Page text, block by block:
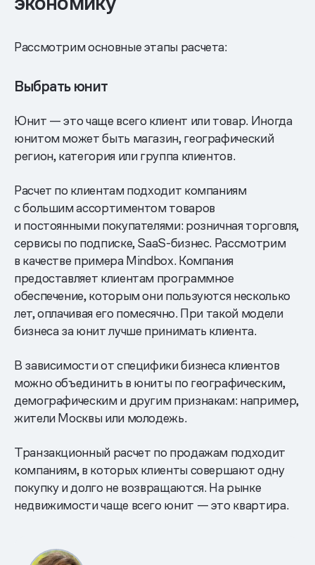
Рассмотрим основные этапы расчета:
Выбрать юнит
Юнит — это чаще всего клиент или товар. Иногда
юнитом может быть магазин, географический
регион, категория или группа клиентов.
Расчет по клиентам подходит компаниям
с большим ассортиментом товаров
и постоянными покупателями: розничная торговля,
сервисы по подписке, SaaS-бизнес. Рассмотрим
в качестве примера Mindbox. Компания
предоставляет клиентам программное
обеспечение, которым они пользуются несколько
лет, оплачивая его помесячно. При такой модели
бизнеса за юнит лучше принимать клиента.
В зависимости от специфики бизнеса клиентов
можно объединить в юниты по географическим,
демографическим и другим признакам: например,
жители Москвы или молодежь.
Транзакционный расчет по продажам подходит
компаниям, в которых клиенты совершают одну
покупку и долго не возвращаются. На рынке
недвижимости чаще всего юнит — это квартира.